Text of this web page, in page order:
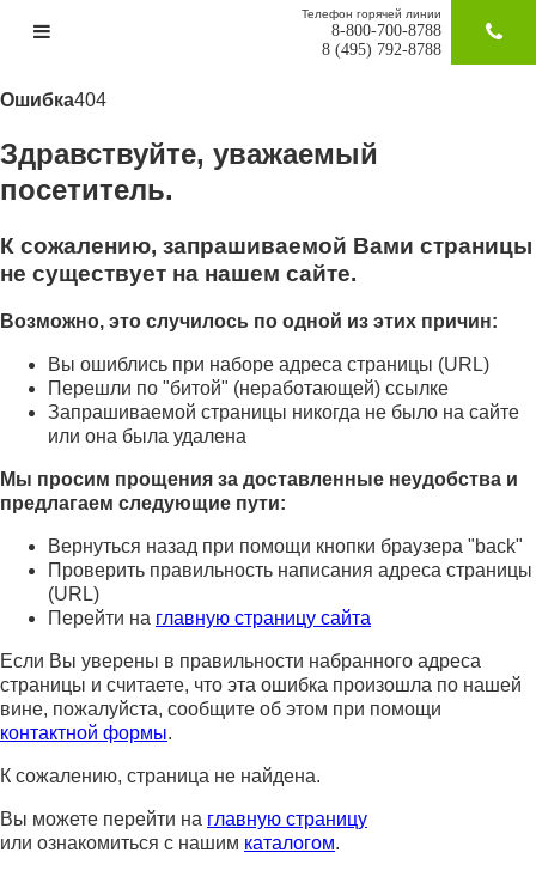
Телефон горячей линии
8-800-700-8788
8 (495) 792-8788
Ошибка404
Здравствуйте, уважаемый
посетитель.
К сожалению, запрашиваемой Вами страницы
не существует на нашем сайте.
Возможно, это случилось по одной из этих причин:
Вы ошиблись при наборе адреса страницы (URL)
Перешли по "битой" (неработающей) ссылке
Запрашиваемой страницы никогда не было на сайте
или она была удалена
Мы просим прощения за доставленные неудобства и
предлагаем следующие пути:
Вернуться назад при помощи кнопки браузера "back"
Проверить правильность написания адреса страницы
(URL)
Перейти на главную страницу сайта
Если Вы уверены в правильности набранного адреса
страницы и считаете, что эта ошибка произошла по нашей
вине, пожалуйста, сообщите об этом при помощи
контактной формы.
К сожалению, страница не найдена.
Вы можете перейти на главную страницу
или ознакомиться с нашим каталогом.